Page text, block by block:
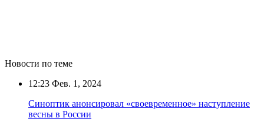
Новости по теме
12:23 Фев. 1, 2024
Синоптик анонсировал «своевременное» наступление
весны в России